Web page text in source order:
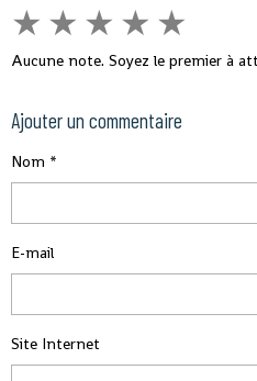
★ ★ ★ ★ ★
Aucune note. Soyez le premier à
Ajouter un commentaire
Nom
E-mail
Site Internet